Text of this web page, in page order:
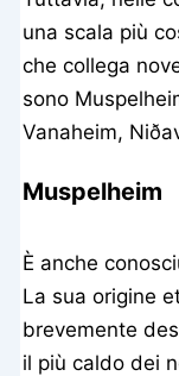
una scala più
che collega
sono
Vanaheim,
Muspelheim
È anche
La sua origine
brevemente
il più caldo dei